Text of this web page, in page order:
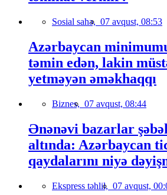
Sosial sahə, 07 avqust, 08:53
Azərbaycan
təmin edən, lakin
yetməyən əməkhaqqı
Biznes, 07 avqust, 08:44
Ənənəvi bazarlar
altında: Azərbaycan
qaydalarını niyə
Ekspress təhlil, 07 avqust,